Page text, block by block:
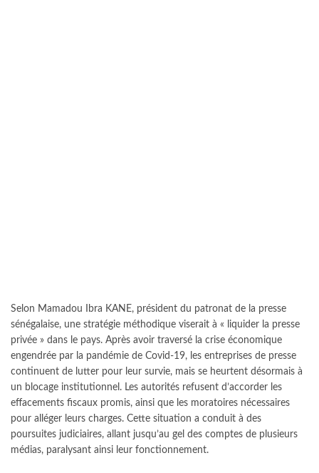
Selon Mamadou Ibra KANE, président du patronat de la presse
sénégalaise, une stratégie méthodique viserait à « liquider la presse
privée » dans le pays. Après avoir traversé la crise économique
engendrée par la pandémie de Covid-19, les entreprises de presse
continuent de lutter pour leur survie, mais se heurtent désormais à
un blocage institutionnel. Les autorités refusent d’accorder les
effacements fiscaux promis, ainsi que les moratoires nécessaires
pour alléger leurs charges. Cette situation a conduit à des
poursuites judiciaires, allant jusqu’au gel des comptes de plusieurs
médias, paralysant ainsi leur fonctionnement.